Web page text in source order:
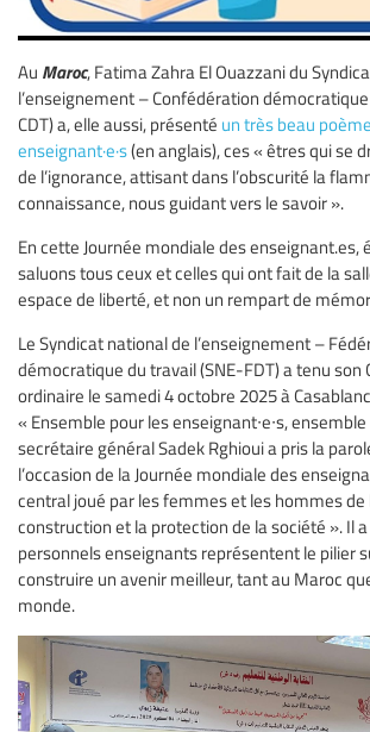
Au Maroc, Fatima Zahra El Ouazzani du
l’enseignement – Confédération
CDT) a, elle aussi, présenté un très beau
enseignant·e·s(en anglais), ces « êtres qui se
de l’ignorance, attisant dans l’obscurité la
connaissance, nous guidant vers le savoir ».
En cette Journée mondiale des enseignant.es,
saluons tous ceux et celles qui ont fait de la
espace de liberté, et non un rempart de
Le Syndicat national de l’enseignement –
démocratique du travail (SNE-FDT) a tenu son
ordinaire le samedi 4 octobre 2025 à
« Ensemble pour les enseignant∙e∙s,
secrétaire général Sadek Rghioui a pris la
l’occasion de la Journée mondiale des
central joué par les femmes et les hommes de
construction et la protection de la société ». Il
personnels enseignants représentent le pilier
construire un avenir meilleur, tant au Maroc
monde.